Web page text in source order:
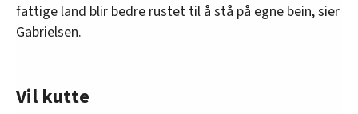
fattige land blir bedre rustet til å stå på egne bein, sier
Gabrielsen.
Vil kutte